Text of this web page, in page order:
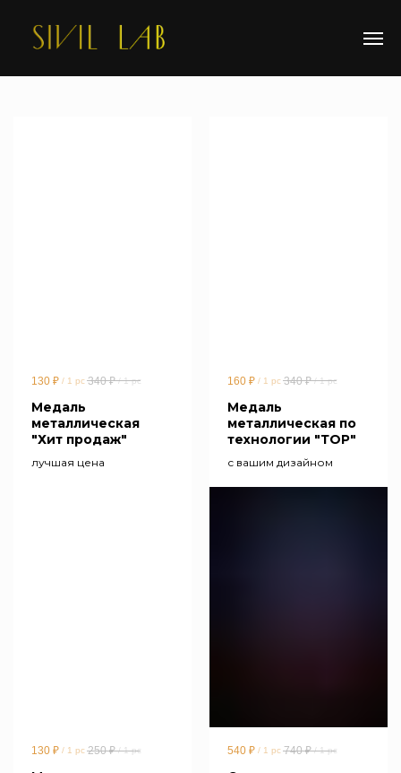
130 ₽ / 1 pc 340 ₽ / 1 pc
Медаль
металлическая
"Хит продаж"
лучшая цена
160 ₽ / 1 pc 340 ₽ / 1 pc
Медаль
металлическая по
технологии "ТОР"
с вашим дизайном
130 ₽ / 1 pc 250 ₽ / 1 pc 540 ₽ / 1 pc 740 ₽ / 1 pc